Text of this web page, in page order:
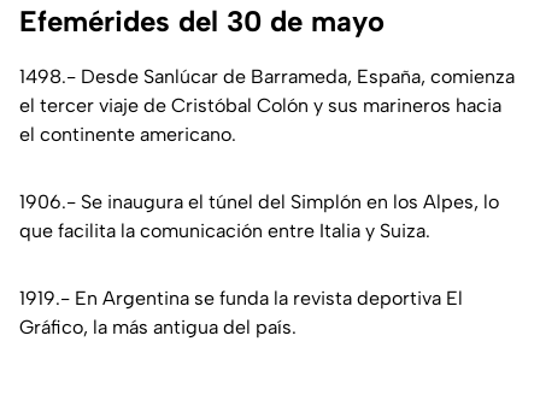
Efemérides del 30 de mayo
1498.- Desde Sanlúcar de Barrameda, España, comienza
el tercer viaje de Cristóbal Colón y sus marineros hacia
el continente americano.
1906.- Se inaugura el túnel del Simplón en los Alpes, lo
que facilita la comunicación entre Italia y Suiza.
1919.- En Argentina se funda la revista deportiva El
Gráfico, la más antigua del país.